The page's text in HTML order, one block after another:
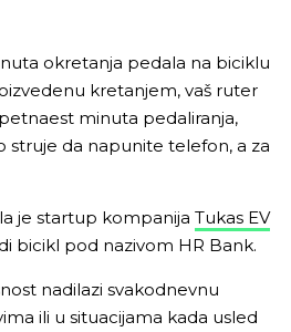
okretanja pedala na biciklu
kretanjem, vaš ruter
minuta pedaliranja,
struje da napunite telefon, a za
je startup kompanija Tukas EV
bicikl pod nazivom HR Bank.
nadilazi svakodnevnu
ili u situacijama kada usled